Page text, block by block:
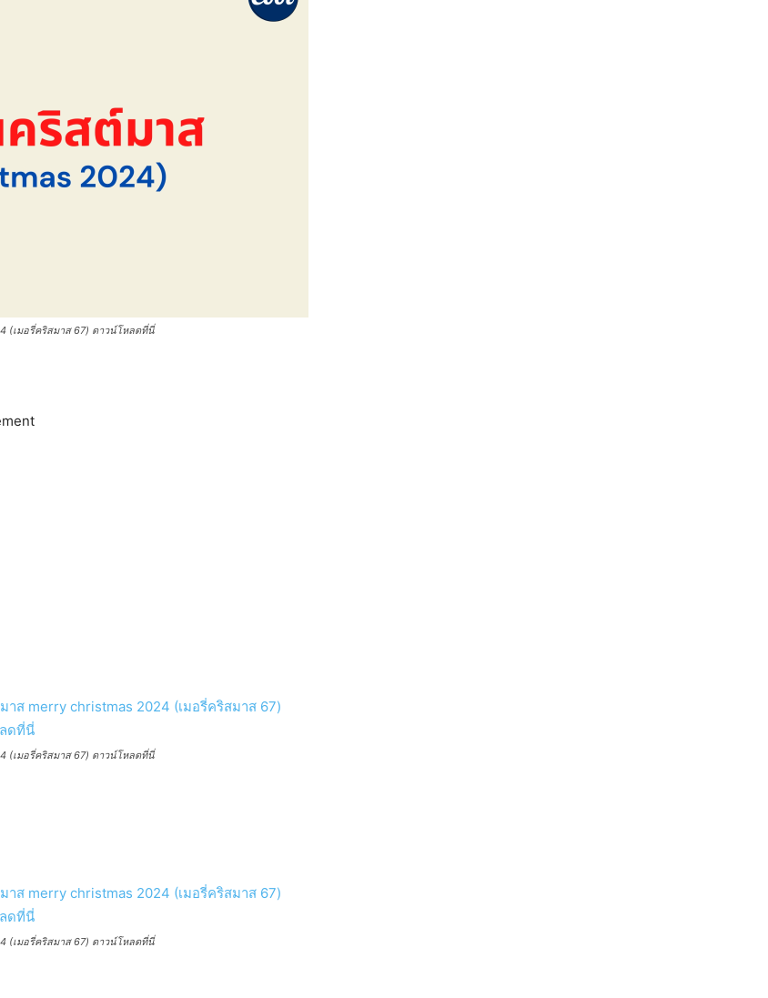
(เมอรี่คริสมาส 67) ดาวน์โหลดที่นี่
(เมอรี่คริสมาส 67) ดาวน์โหลดที่นี่
(เมอรี่คริสมาส 67) ดาวน์โหลดที่นี่